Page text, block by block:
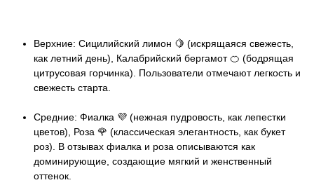
Верхние: Сицилийский лимон 🍋 (искрящаяся свежесть,
как летний день), Калабрийский бергамот 🍊 (бодрящая
цитрусовая горчинка). Пользователи отмечают легкость и
свежесть старта.
Средние: Фиалка 💜 (нежная пудровость, как лепестки
цветов), Роза 🌹 (классическая элегантность, как букет
роз). В отзывах фиалка и роза описываются как
доминирующие, создающие мягкий и женственный
оттенок.